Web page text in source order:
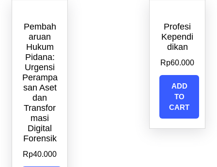
Pembah
aruan
Hukum
Pidana:
Urgensi
Perampa
san Aset
dan
Transfor
masi
Digital
Forensik
Rp40.000
Profesi
Kependi
dikan
Rp60.000
ADD
TO
CART